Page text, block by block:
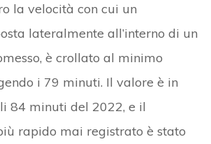
la velocità con cui un
lateralmente all’interno di un
è crollato al minimo
i 79 minuti. Il valore è in
84 minuti del 2022, e il
rapido mai registrato è stato